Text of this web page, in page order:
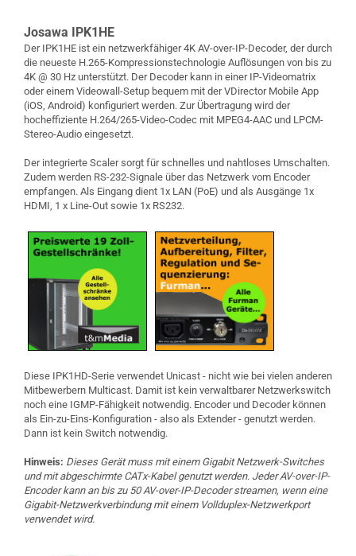
Josawa IPK1HE
Der IPK1HE ist ein netzwerkfähiger 4K AV-over-IP-Decoder, der durch
die neueste H.265-Kompressionstechnologie Auflösungen von bis zu
4K @ 30 Hz unterstützt. Der Decoder kann in einer IP-Videomatrix
oder einem Videowall-Setup bequem mit der VDirector Mobile App
(iOS, Android) konfiguriert werden. Zur Übertragung wird der
hocheffiziente H.264/265-Video-Codec mit MPEG4-AAC und LPCM-
Stereo-Audio eingesetzt.
Der integrierte Scaler sorgt für schnelles und nahtloses Umschalten.
Zudem werden RS-232-Signale über das Netzwerk vom Encoder
empfangen. Als Eingang dient 1x LAN (PoE) und als Ausgänge 1x
HDMI, 1 x Line-Out sowie 1x RS232.
Diese IPK1HD-Serie verwendet Unicast - nicht wie bei vielen anderen
Mitbewerbern Multicast. Damit ist kein verwaltbarer Netzwerkswitch
noch eine IGMP-Fähigkeit notwendig. Encoder und Decoder können
als Ein-zu-Eins-Konfiguration - also als Extender - genutzt werden.
Dann ist kein Switch notwendig.
Hinweis: Dieses Gerät muss mit einem Gigabit Netzwerk-Switches
und mit abgeschirmte CATx-Kabel genutzt werden. Jeder AV-over-IP-
Encoder kann an bis zu 50 AV-over-IP-Decoder streamen, wenn eine
Gigabit-Netzwerkverbindung mit einem Vollduplex-Netzwerkport
verwendet wird.